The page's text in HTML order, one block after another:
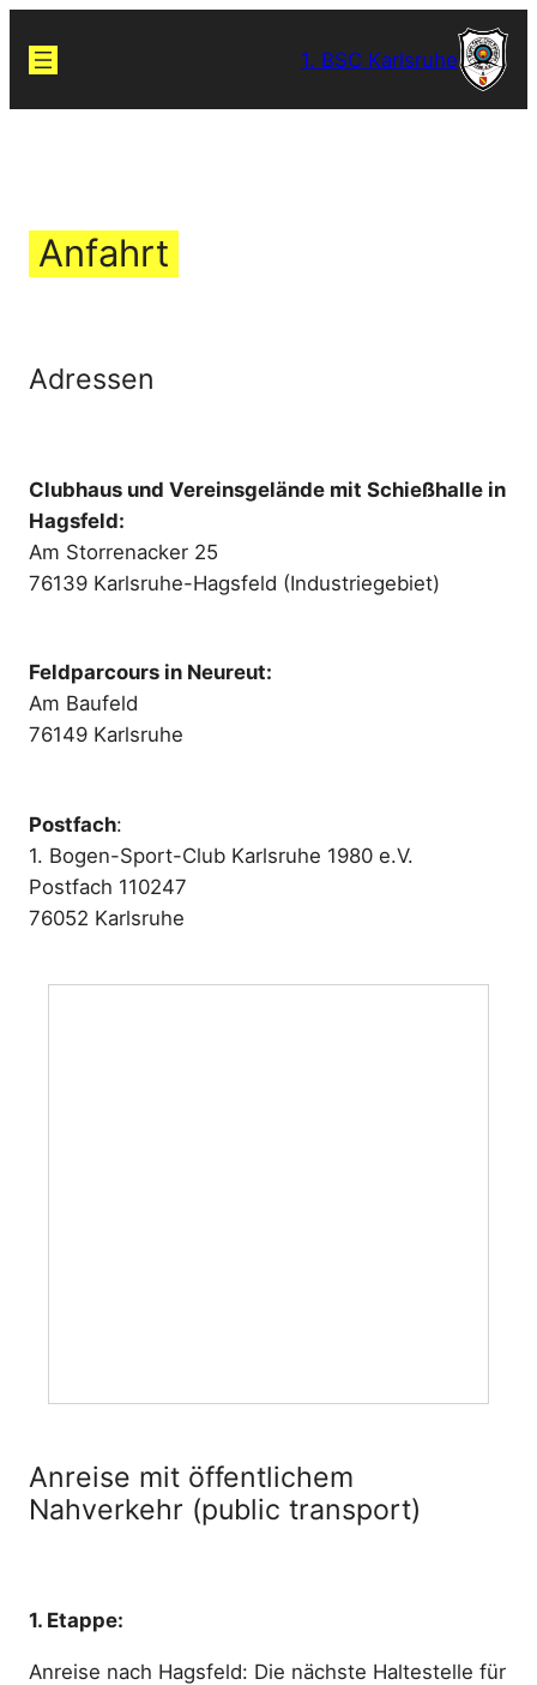
Inhalt
1. BSC Karlsruhe
Anfahrt
Adressen
Clubhaus und Vereinsgelände mit Schießhalle in
Hagsfeld:
Am Storrenacker 25
76139 Karlsruhe-Hagsfeld (Industriegebiet)
Feldparcours in Neureut:
Am Baufeld
76149 Karlsruhe
Postfach:
1. Bogen-Sport-Club Karlsruhe 1980 e.V.
Postfach 110247
76052 Karlsruhe
Anreise mit öffentlichem
Nahverkehr (public transport)
1. Etappe:
Anreise nach Hagsfeld: Die nächste Haltestelle für